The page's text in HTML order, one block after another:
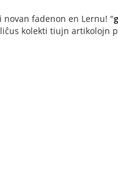
novan fadenon en Lernu! "
kolekti tiujn artikolojn